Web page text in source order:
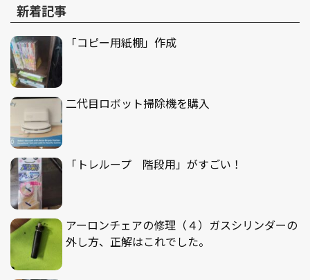
新着記事
「コピー用紙棚」作成
二代目ロボット掃除機を購入
「トレループ 階段用」がすごい！
アーロンチェアの修理（４）ガスシリンダーの
外し方、正解はこれでした。